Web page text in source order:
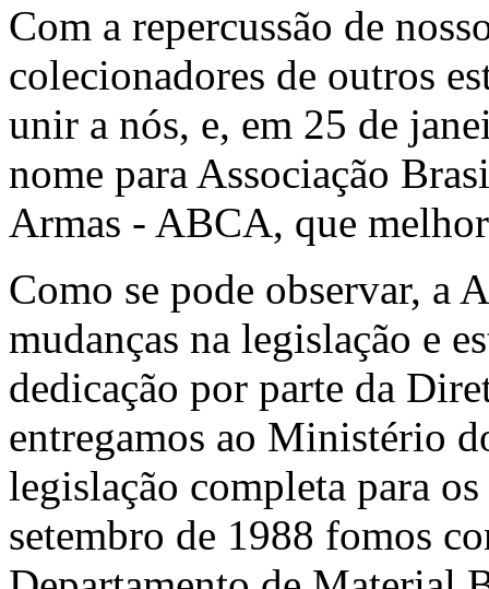
Com a repercussão de
colecionadores de outros
unir a nós, e, em 25 de
nome para Associação
Armas - ABCA, que
Como se pode observar, a
mudanças na legislação e
dedicação por parte da
entregamos ao Ministério
legislação completa para
setembro de 1988 fomos